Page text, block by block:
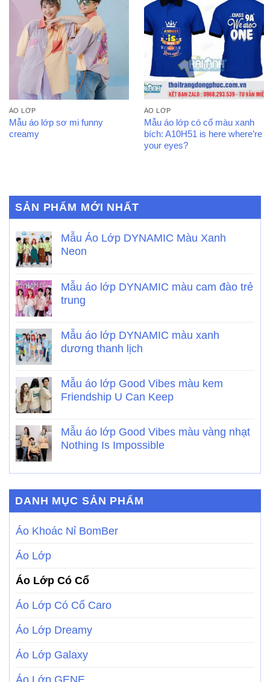
ÁO LỚP
Mẫu áo lớp sơ mi funny
creamy
ÁO LỚP
Mẫu áo lớp có cổ màu xanh
bích: A10H51 is here where’re
your eyes?
SẢN PHẨM MỚI NHẤT
Mẫu Áo Lớp DYNAMIC Màu Xanh
Neon
Mẫu áo lớp DYNAMIC màu cam đào trẻ
trung
Mẫu áo lớp DYNAMIC màu xanh
dương thanh lịch
Mẫu áo lớp Good Vibes màu kem
Friendship U Can Keep
Mẫu áo lớp Good Vibes màu vàng nhạt
Nothing Is Impossible
DANH MỤC SẢN PHẨM
Áo Khoác Nỉ BomBer
Áo Lớp
Áo Lớp Có Cổ
Áo Lớp Có Cổ Caro
Áo Lớp Dreamy
Áo Lớp Galaxy
Áo Lớp GENE